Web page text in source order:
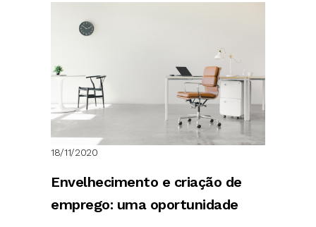
18/11/2020
Envelhecimento e criação de
emprego: uma oportunidade